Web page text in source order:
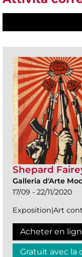
Shepard
Galleria d'Arte
17/09 - 22/11/2020
Exposition|Art
Acheter en
Gratuit avec la